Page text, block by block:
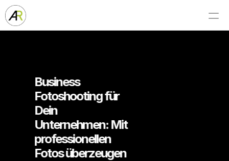
Business
Fotoshooting für
Dein
Unternehmen: Mit
professionellen
Fotos überzeugen